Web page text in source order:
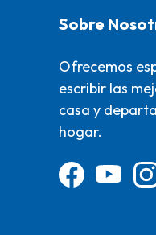
Sobre
Ofrecemos
escribir las
casa y
hogar.